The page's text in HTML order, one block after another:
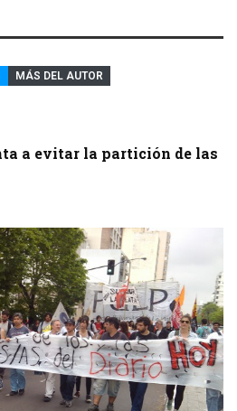
MÁS DEL AUTOR
a evitar la partición de las